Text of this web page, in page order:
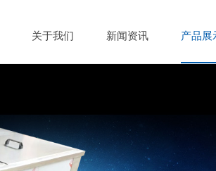
关于我们 新闻资讯 产品展